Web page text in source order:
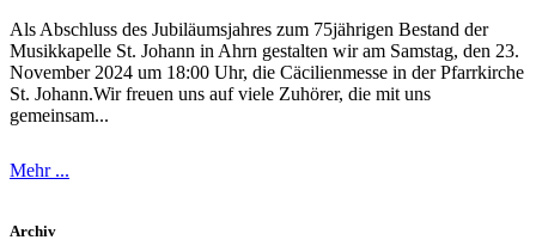
Als Abschluss des Jubiläumsjahres zum 75jährigen Bestand der
Musikkapelle St. Johann in Ahrn gestalten wir am Samstag, den 23.
November 2024 um 18:00 Uhr, die Cäcilienmesse in der Pfarrkirche
St. Johann.Wir freuen uns auf viele Zuhörer, die mit uns
gemeinsam...
Mehr ...
Archiv